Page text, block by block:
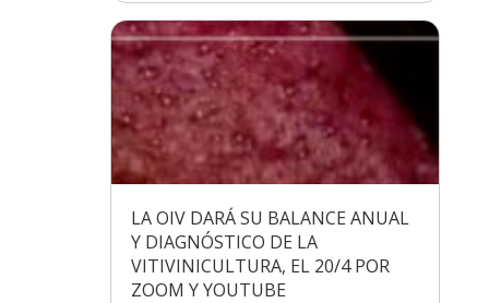
LA OIV DARÁ SU BALANCE ANUAL
Y DIAGNÓSTICO DE LA
VITIVINICULTURA, EL 20/4 POR
ZOOM Y YOUTUBE